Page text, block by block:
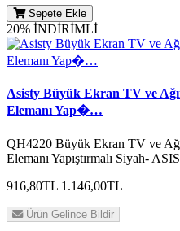
Sepete Ekle
20% İNDİRİMLİ
Asisty Büyük Ekran TV ve
Elemanı Yap�…
QH4220 Büyük Ekran TV ve
Elemanı Yapıştırmalı Siyah-
916,80TL 1.146,00TL
Ürün Gelince Bildir